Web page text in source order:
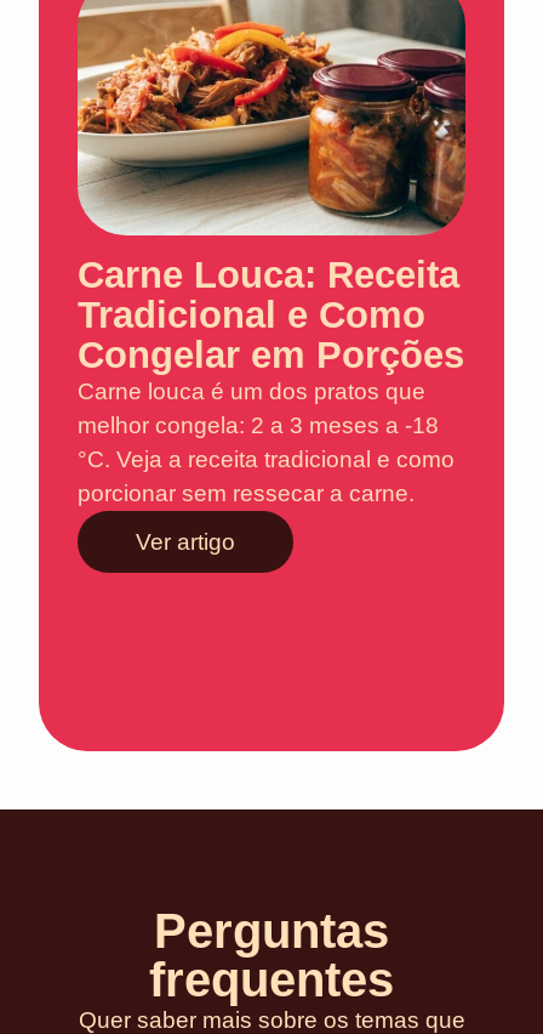
Carne Louca: Receita
Tradicional e Como
Congelar em Porções
Carne louca é um dos pratos que
melhor congela: 2 a 3 meses a -18
°C. Veja a receita tradicional e como
porcionar sem ressecar a carne.
Ver artigo
Perguntas
frequentes
Quer saber mais sobre os temas que